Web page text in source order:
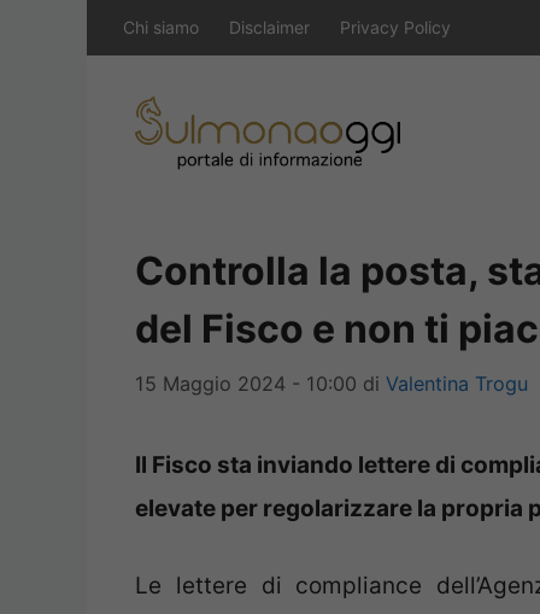
Chi siamo Disclaimer Privacy Policy
Controlla la posta,
del Fisco e non ti
15 Maggio 2024 - 10:00 di Valentina Trogu
Il Fisco sta inviando lettere di
elevate per regolarizzare la propria
Le lettere di compliance